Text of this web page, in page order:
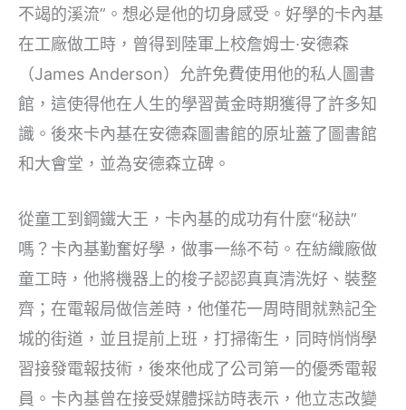
不竭的溪流”。想必是他的切身感受。好學的卡內基
在工廠做工時，曾得到陸軍上校詹姆士·安德森
（James Anderson）允許免費使用他的私人圖書
館，這使得他在人生的學習黃金時期獲得了許多知
識。後來卡內基在安德森圖書館的原址蓋了圖書館
和大會堂，並為安德森立碑。
從童工到鋼鐵大王，卡內基的成功有什麼“秘訣”
嗎？卡內基勤奮好學，做事一絲不苟。在紡織廠做
童工時，他將機器上的梭子認認真真清洗好、裝整
齊；在電報局做信差時，他僅花一周時間就熟記全
城的街道，並且提前上班，打掃衛生，同時悄悄學
習接發電報技術，後來他成了公司第一的優秀電報
員。卡內基曾在接受媒體採訪時表示，他立志改變